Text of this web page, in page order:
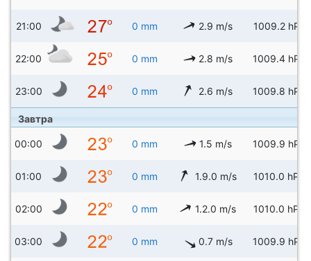
21:00 0 mm 2.9 m/s 1009.2 hPa
22:00 0 mm 2.8 m/s 1009.4 hPa
23:00 0 mm 2.6 m/s 1009.8 hPa
Завтра
00:00 0 mm 1.5 m/s 1009.9 hPa
01:00 0 mm 1.9.0 m/s 1010.0 hPa
02:00 0 mm 1.2.0 m/s 1010.0 hPa
03:00 0 mm 0.7 m/s 1009.9 hPa